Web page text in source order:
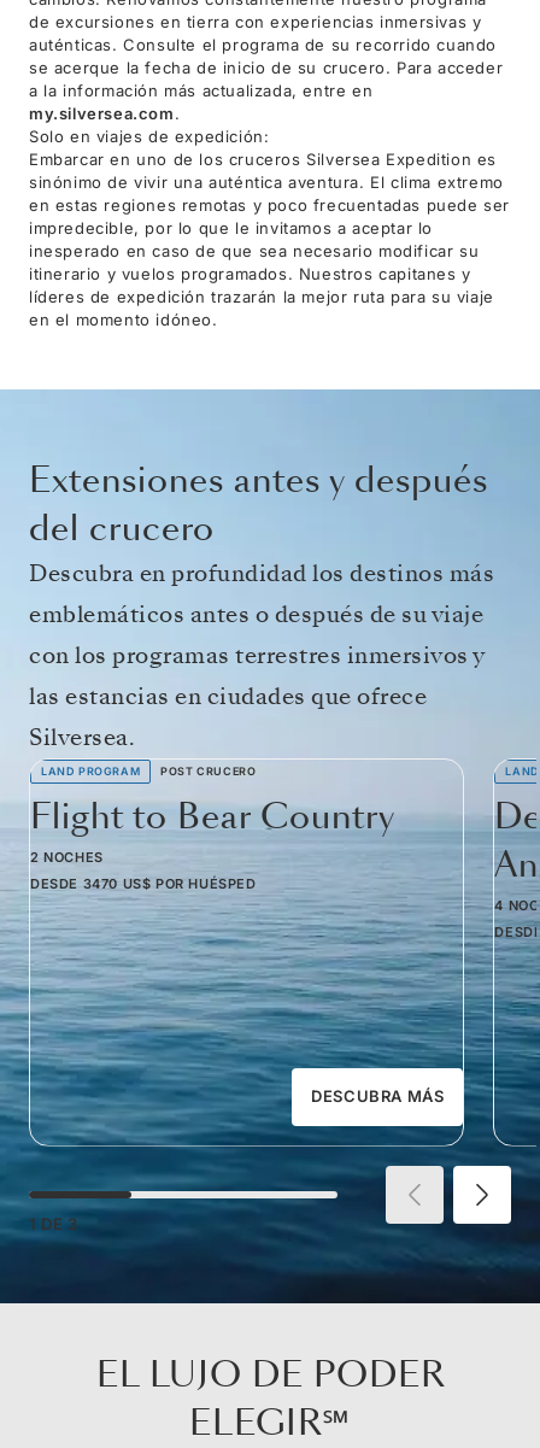
de excursiones en tierra con experiencias inmersivas y
auténticas. Consulte el programa de su recorrido cuando
se acerque la fecha de inicio de su crucero. Para acceder
a la información más actualizada, entre en
my.silversea.com.
Solo en viajes de expedición:
Embarcar en uno de los cruceros Silversea Expedition es
sinónimo de vivir una auténtica aventura. El clima extremo
en estas regiones remotas y poco frecuentadas puede ser
impredecible, por lo que le invitamos a aceptar lo
inesperado en caso de que sea necesario modificar su
itinerario y vuelos programados. Nuestros capitanes y
líderes de expedición trazarán la mejor ruta para su viaje
en el momento idóneo.
Extensiones antes y después
del crucero
Descubra en profundidad los destinos más
emblemáticos antes o después de su viaje
con los programas terrestres inmersivos y
las estancias en ciudades que ofrece
Silversea.
LAND PROGRAM POST CRUCERO
Flight to Bear Country
2 NOCHES
DESDE 3470 US$ POR HUÉSPED
DESCUBRA MÁS
4
1 DE 3
EL LUJO DE PODER
ELEGIR℠